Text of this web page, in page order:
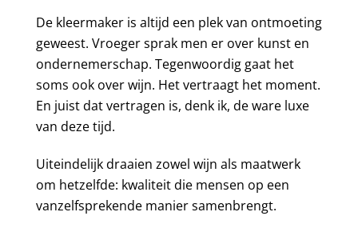
De kleermaker is altijd een plek van ontmoeting
geweest. Vroeger sprak men er over kunst en
ondernemerschap. Tegenwoordig gaat het
soms ook over wijn. Het vertraagt het moment.
En juist dat vertragen is, denk ik, de ware luxe
van deze tijd.
Uiteindelijk draaien zowel wijn als maatwerk
om hetzelfde: kwaliteit die mensen op een
vanzelfsprekende manier samenbrengt.